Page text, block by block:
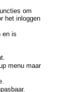
om
het inloggen
en is
menu maar